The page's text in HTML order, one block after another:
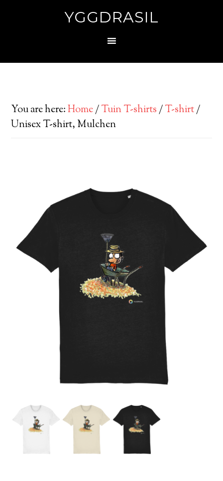
YGGDRASIL
You are here:Home/Tuin T-shirts/T-shirt/
Unisex T-shirt, Mulchen